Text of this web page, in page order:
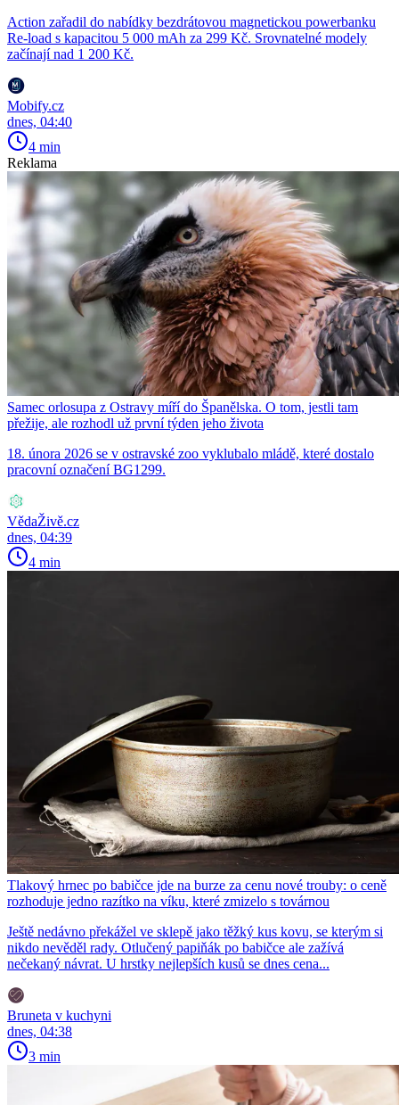
Action zařadil do nabídky bezdrátovou magnetickou powerbanku
Re-load s kapacitou 5 000 mAh za 299 Kč. Srovnatelné modely
začínají nad 1 200 Kč.
Mobify.cz
dnes, 04:40
4 min
Reklama
Samec orlosupa z Ostravy míří do Španělska. O tom, jestli tam
přežije, ale rozhodl už první týden jeho života
18. února 2026 se v ostravské zoo vyklubalo mládě, které dostalo
pracovní označení BG1299.
VědaŽivě.cz
dnes, 04:39
4 min
Tlakový hrnec po babičce jde na burze za cenu nové trouby: o ceně
rozhoduje jedno razítko na víku, které zmizelo s továrnou
Ještě nedávno překážel ve sklepě jako těžký kus kovu, se kterým si
nikdo nevěděl rady. Otlučený papiňák po babičce ale zažívá
nečekaný návrat. U hrstky nejlepších kusů se dnes cena...
Bruneta v kuchyni
dnes, 04:38
3 min